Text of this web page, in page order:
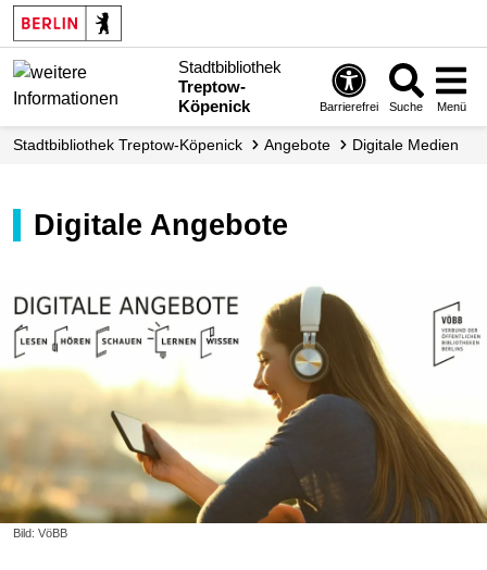
Stadtbibliothek
Treptow-
Köpenick
Barrierefrei Suche Menü
Stadtbibliothek Treptow-Köpenick Angebote Digitale Medien
Digitale Angebote
Bild: VöBB